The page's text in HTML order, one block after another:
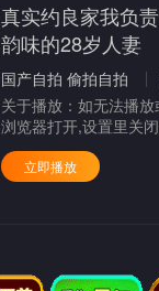
真实约良家我负
韵味的28岁人妻
国产自拍 偷拍自拍
关于播放： 如无法播
浏览器打开,设置里关
立即播放